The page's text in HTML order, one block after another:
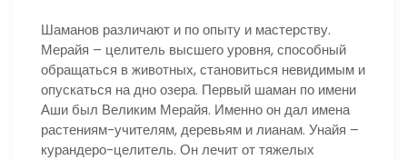
Шаманов различают и по опыту и мастерству.
Мерайя – целитель высшего уровня, способный
обращаться в животных, становиться невидимым и
опускаться на дно озера. Первый шаман по имени
Аши был Великим Мерайя. Именно он дал имена
растениям-учителям, деревьям и лианам. Унайя –
курандеро-целитель. Он лечит от тяжелых